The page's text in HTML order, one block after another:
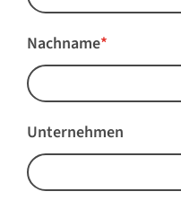
Nachname*
Unternehmen